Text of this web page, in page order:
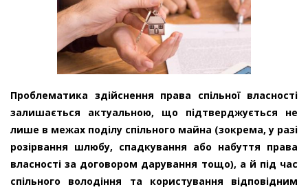
Проблематика здійснення права спільної власності
залишається актуальною, що підтверджується не
лише в межах поділу спільного майна (зокрема, у разі
розірвання шлюбу, спадкування або набуття права
власності за договором дарування тощо), а й під час
спільного володіння та користування відповідним